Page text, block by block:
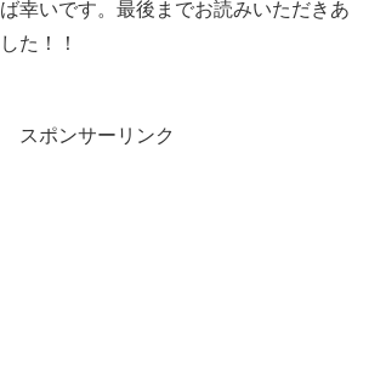
幸いです。最後までお読みいただきあ
た！！
スポンサーリンク